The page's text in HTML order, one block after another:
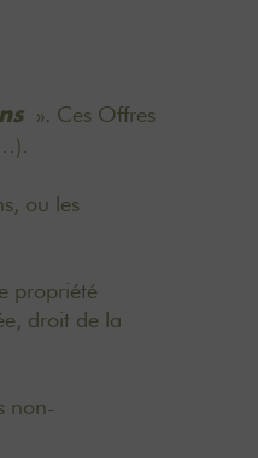
». Ces Offres
ou les
propriété
droit de la
non-